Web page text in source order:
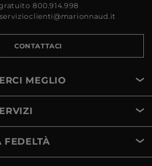
800.914.998
CONTATTACI
MEGLIO
FEDELTÀ